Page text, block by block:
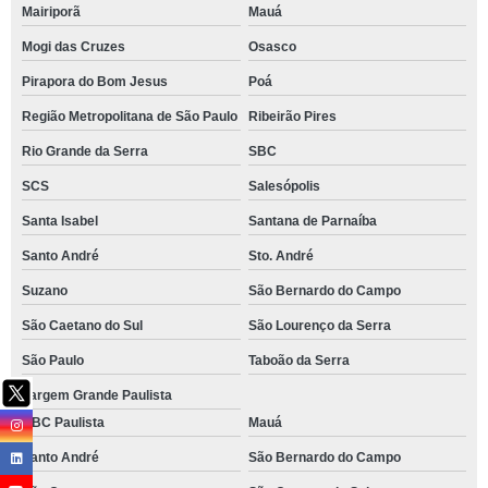
Mairiporã Mauá
Mogi das Cruzes Osasco
Pirapora do Bom Jesus Poá
Região Metropolitana de São Paulo Ribeirão Pires
Rio Grande da Serra SBC
SCS Salesópolis
Santa Isabel Santana de Parnaíba
Santo André Sto. André
Suzano São Bernardo do Campo
São Caetano do Sul São Lourenço da Serra
São Paulo Taboão da Serra
Vargem Grande Paulista
ABC Paulista
Mauá
Santo André São Bernardo do Campo